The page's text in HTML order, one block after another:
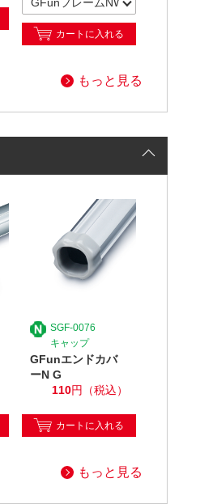
カートに入れる
もっと見る
SGF-0076
キャップ
GFunエンドカバ
ーN G
110円（税込）
カートに入れる
もっと見る